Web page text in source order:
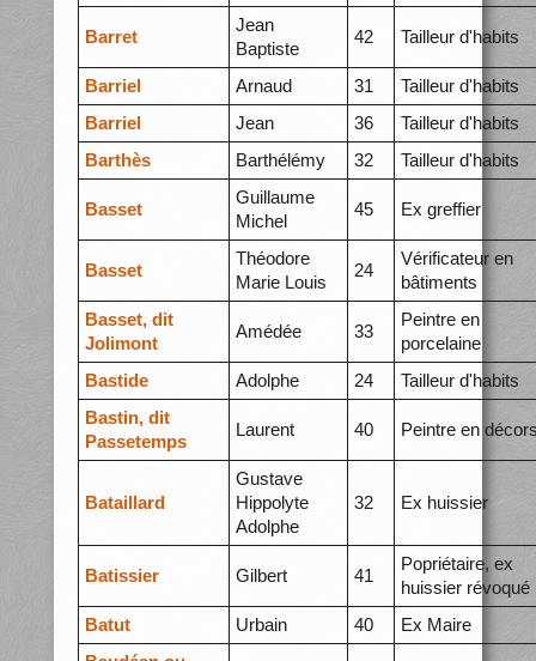
Barret
Jean
Baptiste
42 Tailleur d'habits
Barriel Arnaud 31
Tailleur d'habits
Barriel
Jean 36
Tailleur d'habits
Barthès
Barthélémy 32 Tailleur d'habits
Basset
Guillaume
Michel
45 Ex greffier
Basset
Théodore
Marie Louis
24
Vérificateur en
bâtiments
Basset, dit
Jolimont
Amédée 33
Peintre en
porcelaine
Bastide
Adolphe 24
Tailleur d'habits
Bastin, dit
Passetemps
Laurent 40 Peintre en
Bataillard
Gustave
Hippolyte
Adolphe
32 Ex huissier
Batissier Gilbert 41
Popriétaire, ex
huissier révoqué
Batut
Urbain 40
Ex Maire